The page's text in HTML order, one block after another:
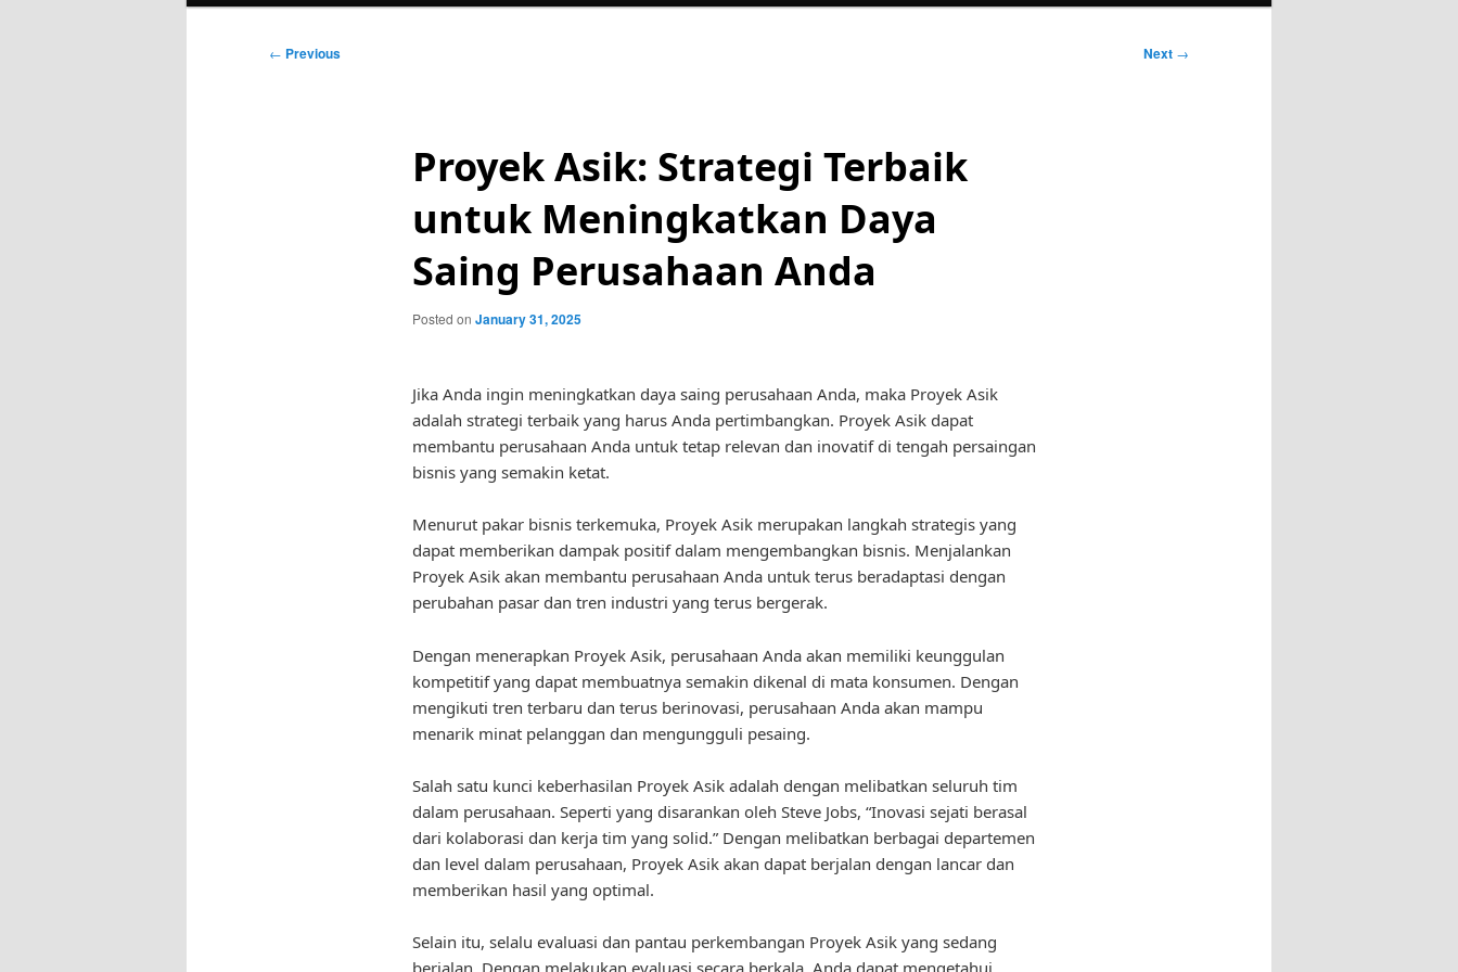
Post
← Previous Next →
Proyek Asik: Strategi Terbaik
untuk Meningkatkan Daya
Saing Perusahaan Anda
Posted on January 31, 2025
Jika Anda ingin meningkatkan daya saing perusahaan Anda, maka Proyek Asik
adalah strategi terbaik yang harus Anda pertimbangkan. Proyek Asik dapat
membantu perusahaan Anda untuk tetap relevan dan inovatif di tengah persaingan
bisnis yang semakin ketat.
Menurut pakar bisnis terkemuka, Proyek Asik merupakan langkah strategis yang
dapat memberikan dampak positif dalam mengembangkan bisnis. Menjalankan
Proyek Asik akan membantu perusahaan Anda untuk terus beradaptasi dengan
perubahan pasar dan tren industri yang terus bergerak.
Dengan menerapkan Proyek Asik, perusahaan Anda akan memiliki keunggulan
kompetitif yang dapat membuatnya semakin dikenal di mata konsumen. Dengan
mengikuti tren terbaru dan terus berinovasi, perusahaan Anda akan mampu
menarik minat pelanggan dan mengungguli pesaing.
Salah satu kunci keberhasilan Proyek Asik adalah dengan melibatkan seluruh tim
dalam perusahaan. Seperti yang disarankan oleh Steve Jobs, “Inovasi sejati berasal
dari kolaborasi dan kerja tim yang solid.” Dengan melibatkan berbagai departemen
dan level dalam perusahaan, Proyek Asik akan dapat berjalan dengan lancar dan
memberikan hasil yang optimal.
Selain itu, selalu evaluasi dan pantau perkembangan Proyek Asik yang sedang